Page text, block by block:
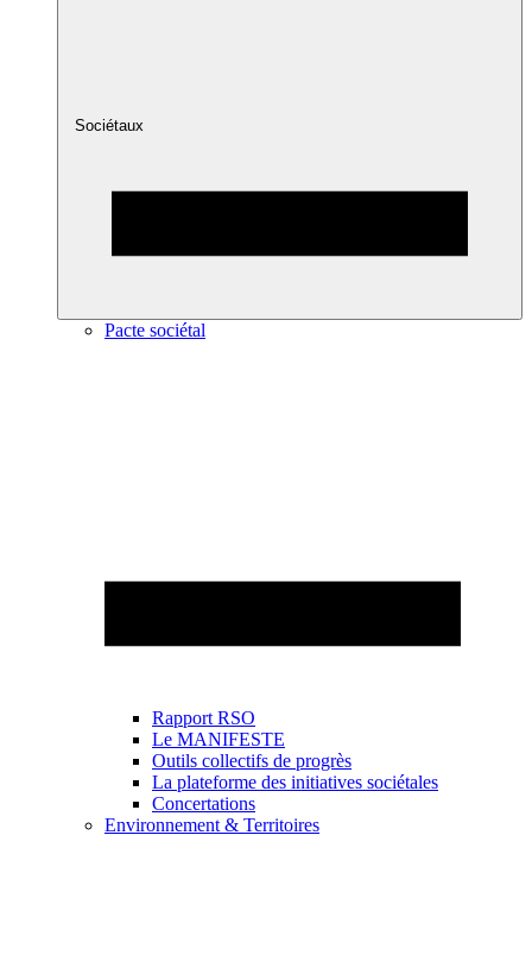
Sociétaux
Pacte sociétal
Rapport RSO
Le MANIFESTE
Outils collectifs de progrès
La plateforme des initiatives sociétales
Concertations
Environnement & Territoires